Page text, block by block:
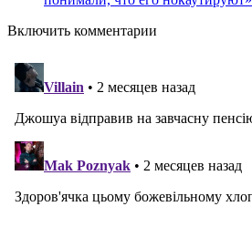
Включить комментарии